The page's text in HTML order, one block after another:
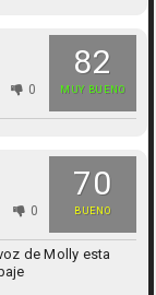
82
MUY BUENO
0
70
BUENO
0
de Molly esta